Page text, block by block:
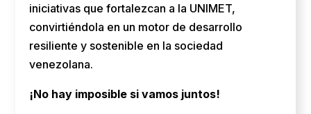
iniciativas que fortalezcan a la UNIMET,
convirtiéndola en un motor de desarrollo
resiliente y sostenible en la sociedad
venezolana.
¡No hay imposible si vamos juntos!